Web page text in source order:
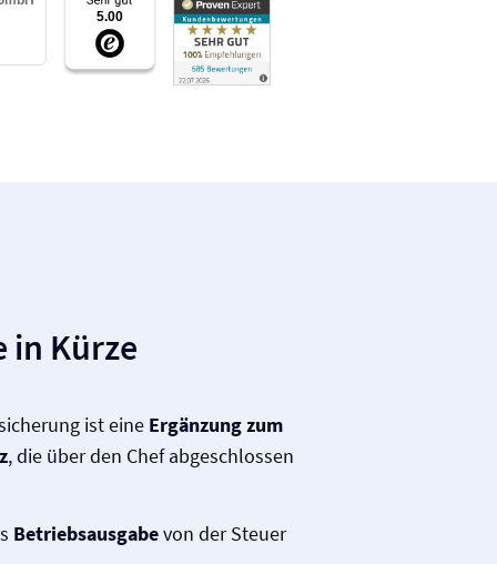
in Kürze
ist eine Ergänzung zum
, die über den Chef abgeschlossen
Betriebsausgabevon der Steuer